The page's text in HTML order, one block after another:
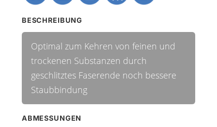
BESCHREIBUNG
Optimal zum Kehren von feinen und
trockenen Substanzen durch
geschlitztes Faserende noch bessere
Staubbindung
ABMESSUNGEN